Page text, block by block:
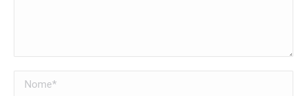
Nome *